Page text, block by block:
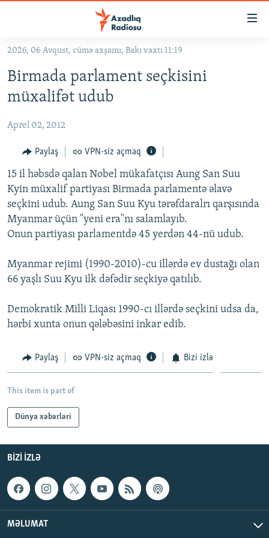
Əsas
qayıt
Əsas
qayıt
#ƏSLINDƏ
FƏRQƏ BAX
QANUNI DOĞRU
ARAŞDIRMA
MULTIMEDIA
VIDEO
FOTOQALEREYA
İNFOQRAFIKA
KARIKATURA
RADIO ARXIV
AZƏRBAYCAN ƏDƏBIYYATI KITABXANASI
İSLAM VƏ DEMOKRATIYA
İZ - MƏDƏNIYYƏT PROQRAMI
HAQQIMIZDA
MISSIYAMIZ
PEŞƏ ETIKASI VƏ JURNALISTIKA STANDARTLARIMIZ
MATERIALLARIMIZDAN ISTIFADƏ
XƏBƏR BÜLLETENLƏRIMIZ
2026, 06 Avqust, cümə axşamı, Bakı vaxtı 11:19
Birmada parlament seçkisini
müxalifət udub
Aprel 02, 2012
Paylaş VPN-siz açmaq
15 il həbsdə qalan Nobel mükafatçısı Aung San Suu
Kyin müxalif partiyası Birmada parlamentə əlavə
seçkini udub. Aung San Suu Kyu tərəfdaralrı qarşısında
Myanmar üçün "yeni era"nı salamlayıb.
Onun partiyası parlamentdə 45 yerdən 44-nü udub.
Myanmar rejimi (1990-2010)-cu illərdə ev dustağı olan
66 yaşlı Suu Kyu ilk dəfədir seçkiyə qatılıb.
Demokratik Milli Liqası 1990-cı illərdə seçkini udsa da,
hərbi xunta onun qələbəsini inkar edib.
Paylaş VPN-siz açmaq Bizi izlə
This item is part of
Dünya xəbərləri
BIZI IZLƏ
MƏLUMAT